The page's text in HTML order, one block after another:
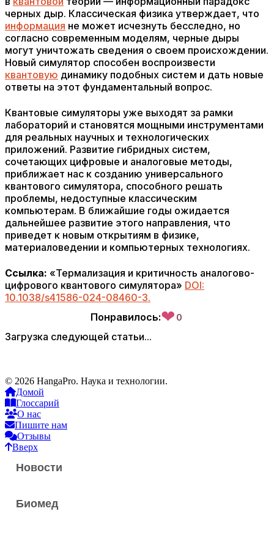
черных дыр. Классическая физика утверждает, что
информация не может исчезнуть бесследно, но
согласно современным моделям, черные дыры
могут уничтожать сведения о своем происхождении.
Новый симулятор способен воспроизвести
квантовую динамику подобных систем и дать новые
ответы на этот фундаментальный вопрос.
Квантовые симуляторы уже выходят за рамки
лабораторий и становятся мощными инструментами
для реальных научных и технологических
приложений. Развитие гибридных систем,
сочетающих цифровые и аналоговые методы,
приближает нас к созданию универсального
квантового симулятора, способного решать
проблемы, недоступные классическим
компьютерам. В ближайшие годы ожидается
дальнейшее развитие этого направления, что
приведет к новым открытиям в физике,
материаловедении и компьютерных технологиях.
Ссылка: «Термализация и критичность аналогово-
цифрового квантового симулятора» DOI:
10.1038/s41586-024-08460-3.
Понравилось:❤ 0
Загрузка следующей статьи...
© 2026 HangaPro. Наука и технологии.
Домой
Глоссарий
О нас
Пишите нам
Отзывы
Вверх
Новости
Биомед